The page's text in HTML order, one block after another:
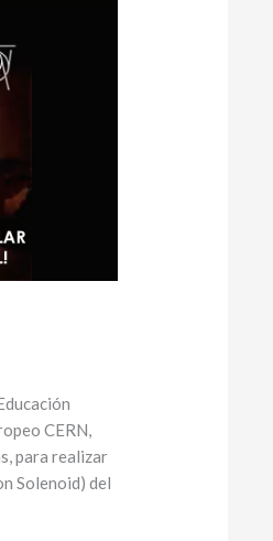
CERN,
para realizar
Solenoid) del